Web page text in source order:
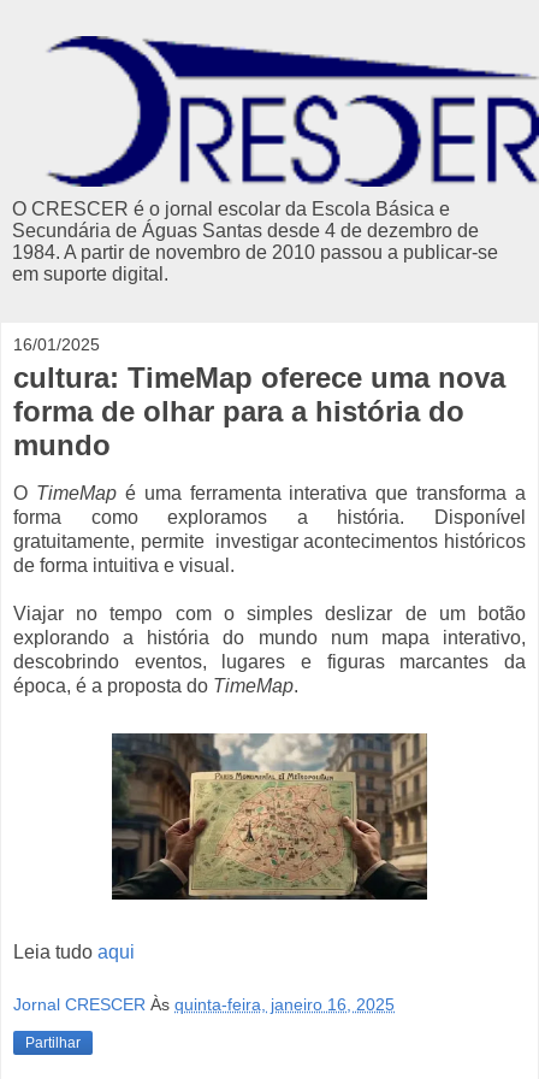
O CRESCER é o jornal escolar da Escola Básica e
Secundária de Águas Santas desde 4 de dezembro de
1984. A partir de novembro de 2010 passou a publicar-se
em suporte digital.
16/01/2025
cultura: TimeMap oferece uma nova
forma de olhar para a história do
mundo
O TimeMapé uma ferramenta interativa que transforma a
forma como exploramos a história. Disponível
gratuitamente, permite investigar acontecimentos históricos
de forma intuitiva e visual.
Viajar no tempo com o simples deslizar de um botão
explorando a história do mundo num mapa interativo,
descobrindo eventos, lugares e figuras marcantes da
época, é a proposta do TimeMap.
Leia tudo aqui
Jornal CRESCER Às quinta-feira, janeiro 16, 2025
Partilhar